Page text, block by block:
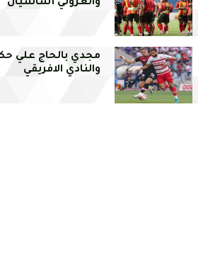
والعزوني أساسيان
مجدي بالحاج علي
والنادي الافريقي